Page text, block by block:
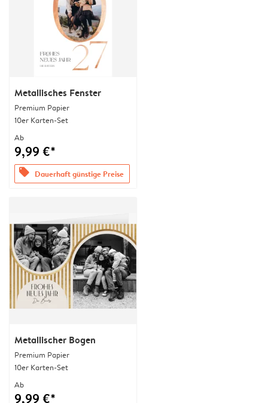
Metallisches Fenster
Premium Papier
10er Karten-Set
Ab
9,99 €*
offers Dauerhaft günstige Preise
Metallischer Bogen
Premium Papier
10er Karten-Set
Ab
9,99 €*